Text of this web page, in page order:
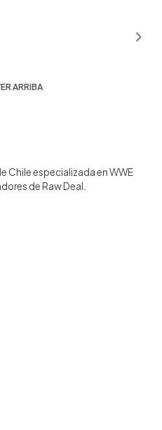
ARRIBA
Chile especializada en WWE
de Raw Deal.